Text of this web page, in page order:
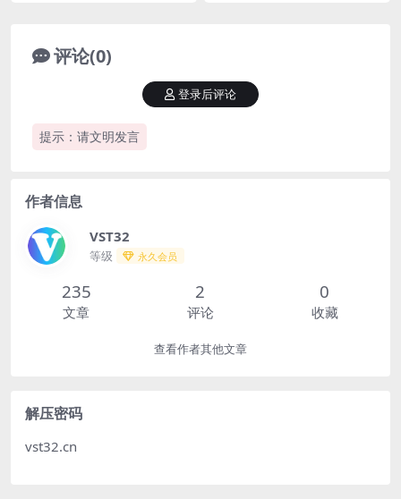
评论(0)
提示：请文明发言
登录后评论
作者信息
VST32
等级 永久会员
235
文章
2
评论
0
收藏
查看作者其他文章
解压密码
vst32.cn